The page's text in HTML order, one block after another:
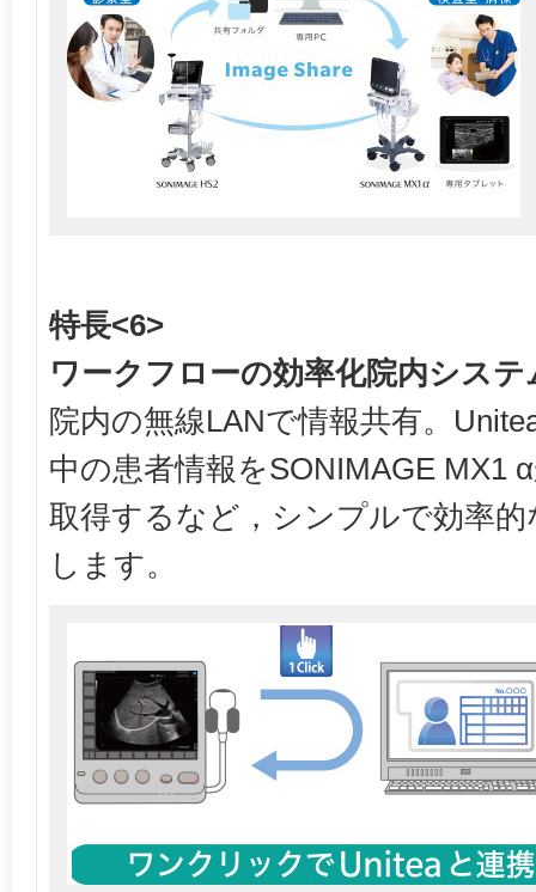
特長<6>
ワークフローの効率化院内システ
院内の無線LANで情報共有。
中の患者情報をSONIMAGE MX1
取得するなど，シンプルで効率
します。